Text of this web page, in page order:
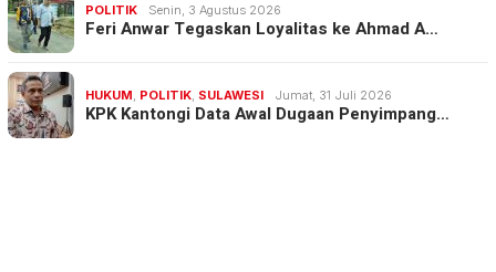
POLITIK Senin, 3 Agustus 2026
Feri Anwar Tegaskan Loyalitas ke Ahmad A…
HUKUM, POLITIK, SULAWESI Jumat, 31 Juli 2026
KPK Kantongi Data Awal Dugaan Penyimpang…